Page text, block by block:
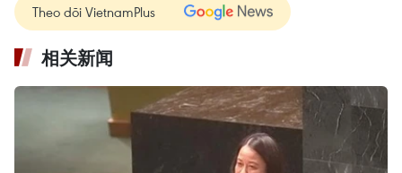
Theo dõi VietnamPlus
相关新闻